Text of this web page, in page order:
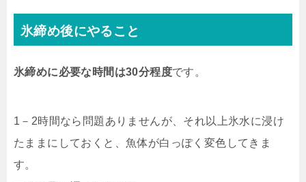
氷締め後にやること
氷締めに必要な時間は30分程度です。
1－2時間なら問題ありませんが、それ以上氷水に浸け
たままにしておくと、魚体が白っぽく変色してきま
す。